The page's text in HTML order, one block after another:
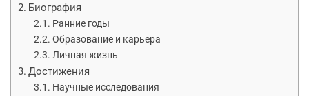
Биография
Ранние годы
Образование и карьера
Личная жизнь
Достижения
Научные исследования